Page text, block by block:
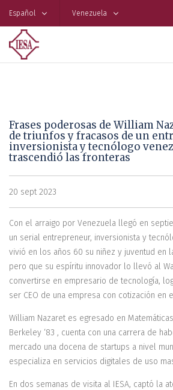
Español Venezuela
Frases poderosas de William
de triunfos y fracasos de un
inversionista y tecnólogo
trascendió las fronteras
20 sept 2023
Con el arraigo por Venezuela llegó en
un serial entrepreneur, inversionista y
vivió en los años 60 su niñez y juventud en
pero que su espíritu innovador lo llevó al
convertirse en empresario de tecnología,
ser CEO de una empresa con cotización en
William Nazaret es egresado en Matemáticas
Berkeley ‘83 , cuenta con una carrera de
mercado una docena de startups a nivel
especializa en servicios digitales de uso
En dos semanas de visita al IESA, captó la